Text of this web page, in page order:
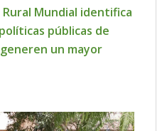
Mundial identifica
públicas de
un mayor